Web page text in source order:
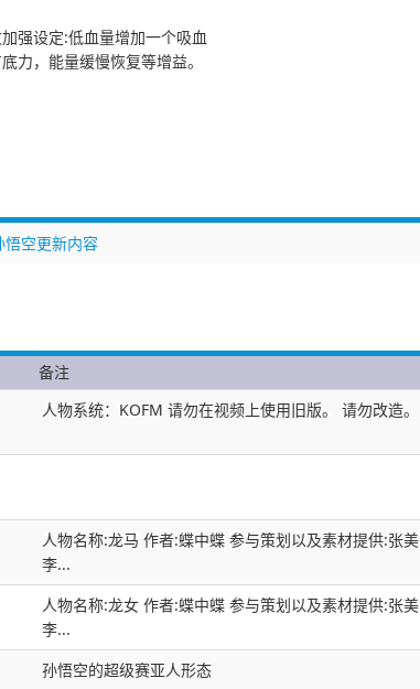
强设定:低血量增加一个吸血
力，能量缓慢恢复等增益。
悟空更新内容
备注
人物系统：KOFM 请勿在视频上使用旧版。 请勿改造。
人物名称:龙马 作者:蝶中蝶 参与策划以及素材提供:张美
李...
人物名称:龙女 作者:蝶中蝶 参与策划以及素材提供:张美
李...
孙悟空的超级赛亚人形态